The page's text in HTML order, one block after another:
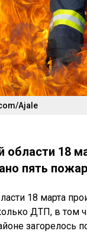
Ajale
области 18
пять
18 марта
ДТП, в том
загорелось